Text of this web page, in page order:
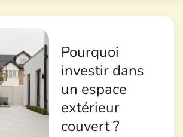
Pourquoi
investir dans
un espace
extérieur
couvert ?